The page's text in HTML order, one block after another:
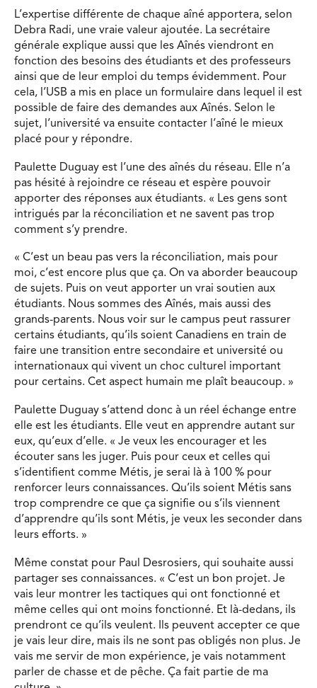
L’expertise différente de chaque aîné apportera, selon
Debra Radi, une vraie valeur ajoutée. La secrétaire
générale explique aussi que les Aînés viendront en
fonction des besoins des étudiants et des professeurs
ainsi que de leur emploi du temps évidemment. Pour
cela, l’USB a mis en place un formulaire dans lequel il est
possible de faire des demandes aux Aînés. Selon le
sujet, l’université va ensuite contacter l’aîné le mieux
placé pour y répondre.
Paulette Duguay est l’une des aînés du réseau. Elle n’a
pas hésité à rejoindre ce réseau et espère pouvoir
apporter des réponses aux étudiants. « Les gens sont
intrigués par la réconciliation et ne savent pas trop
comment s’y prendre.
« C’est un beau pas vers la réconciliation, mais pour
moi, c’est encore plus que ça. On va aborder beaucoup
de sujets. Puis on veut apporter un vrai soutien aux
étudiants. Nous sommes des Aînés, mais aussi des
grands-parents. Nous voir sur le campus peut rassurer
certains étudiants, qu’ils soient Canadiens en train de
faire une transition entre secondaire et université ou
internationaux qui vivent un choc culturel important
pour certains. Cet aspect humain me plaît beaucoup. »
Paulette Duguay s’attend donc à un réel échange entre
elle est les étudiants. Elle veut en apprendre autant sur
eux, qu’eux d’elle. « Je veux les encourager et les
écouter sans les juger. Puis pour ceux et celles qui
s’identifient comme Métis, je serai là à 100 % pour
renforcer leurs connaissances. Qu’ils soient Métis sans
trop comprendre ce que ça signifie ou s’ils viennent
d’apprendre qu’ils sont Métis, je veux les seconder dans
leurs efforts. »
Même constat pour Paul Desrosiers, qui souhaite aussi
partager ses connaissances. « C’est un bon projet. Je
vais leur montrer les tactiques qui ont fonctionné et
même celles qui ont moins fonctionné. Et là-dedans, ils
prendront ce qu’ils veulent. Ils peuvent accepter ce que
je vais leur dire, mais ils ne sont pas obligés non plus. Je
vais me servir de mon expérience, je vais notamment
parler de chasse et de pêche. Ça fait partie de ma